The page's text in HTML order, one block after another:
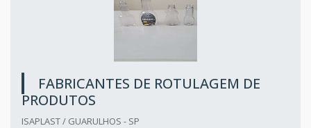
FABRICANTES DE ROTULAGEM DE
PRODUTOS
ISAPLAST / GUARULHOS - SP